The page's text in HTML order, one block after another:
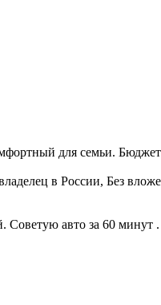
для семьи. Бюджет
в России, Без
Советую авто за 60 минут .